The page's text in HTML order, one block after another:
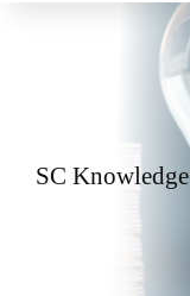
SC Knowledge